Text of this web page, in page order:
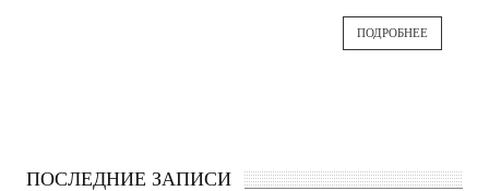
ПОДРОБНЕЕ
ПОСЛЕДНИЕ ЗАПИСИ